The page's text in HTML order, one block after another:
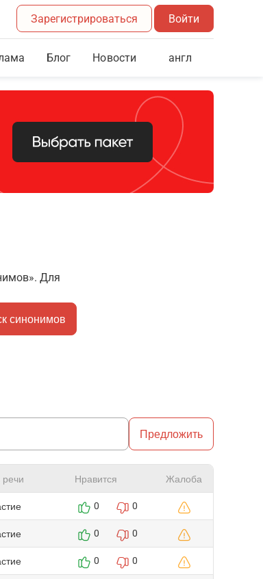
Зарегистрироваться Войти
Блог Новости англ
Для
синонимов
Предложить
речи Нравится Жалоба
0 0
0 0
0 0